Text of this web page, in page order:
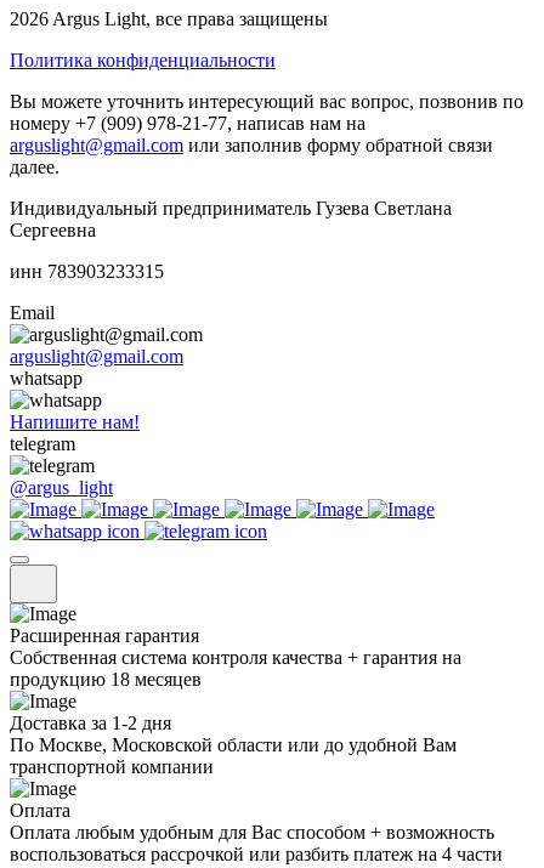
2026 Argus Light, все права защищены
Политика конфиденциальности
Вы можете уточнить интересующий вас вопрос, позвонив по
номеру +7 (909) 978-21-77, написав нам на
arguslight@gmail.com или заполнив форму обратной связи
далее.
Индивидуальный предприниматель Гузева Светлана
Сергеевна
инн 783903233315
Email
arguslight@gmail.com
whatsapp
Напишите нам!
telegram
@argus_light
Расширенная гарантия
Собственная система контроля качества + гарантия на
продукцию 18 месяцев
Доставка за 1-2 дня
По Москве, Московской области или до удобной Вам
транспортной компании
Оплата
Оплата любым удобным для Вас способом + возможность
воспользоваться рассрочкой или разбить платеж на 4 части